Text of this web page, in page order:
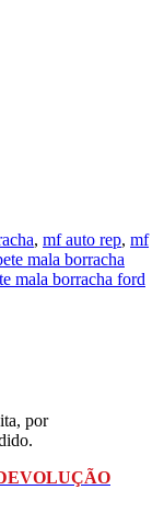
, mf auto rep, mf
mala borracha
mala borracha ford
por